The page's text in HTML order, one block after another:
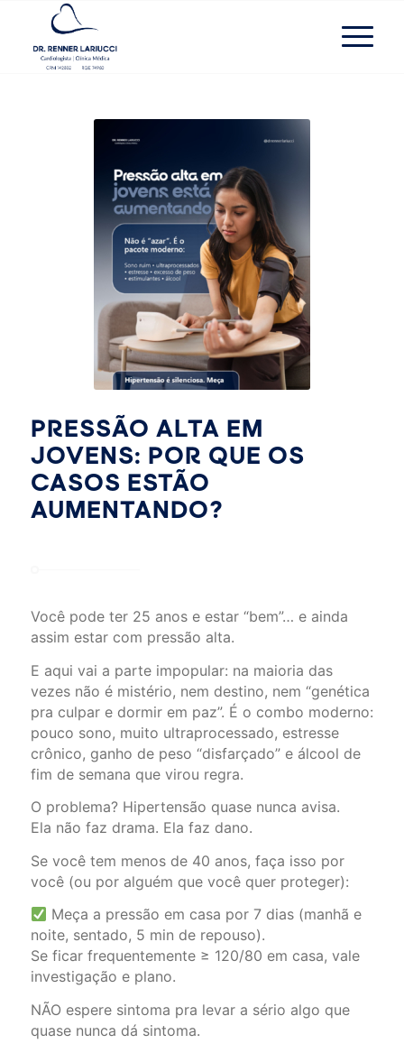
PRESSÃO ALTA EM
JOVENS: POR QUE OS
CASOS ESTÃO
AUMENTANDO?
Você pode ter 25 anos e estar “bem”… e ainda
assim estar com pressão alta.
E aqui vai a parte impopular: na maioria das
vezes não é mistério, nem destino, nem “genética
pra culpar e dormir em paz”. É o combo moderno:
pouco sono, muito ultraprocessado, estresse
crônico, ganho de peso “disfarçado” e álcool de
fim de semana que virou regra.
O problema? Hipertensão quase nunca avisa.
Ela não faz drama. Ela faz dano.
Se você tem menos de 40 anos, faça isso por
você (ou por alguém que você quer proteger):
Meça a pressão em casa por 7 dias (manhã e
noite, sentado, 5 min de repouso).
Se ficar frequentemente ≥ 120/80 em casa, vale
investigação e plano.
NÃO espere sintoma pra levar a sério algo que
quase nunca dá sintoma.